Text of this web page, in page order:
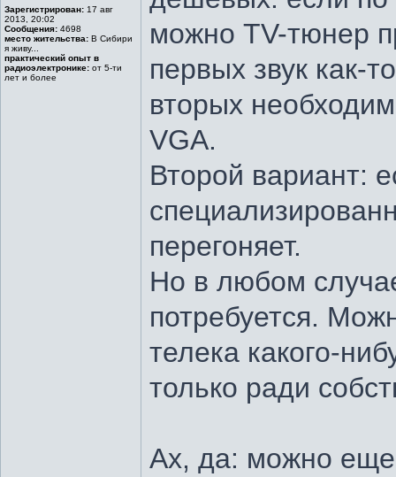
Зарегистрирован: 17 авг
2013, 20:02
Сообщения: 4698
место жительства: В Сибири
я живу...
практический опыт в
радиоэлектронике: от 5-ти
лет и более
можно TV-тюнер
первых звук как-
вторых
VGA.
Второй вариант:
перегоняет.
Но в любом
потребуется.
телека какого-
только ради
Ах, да: можно еще